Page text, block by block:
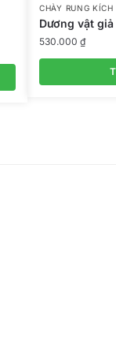
CHÀY RUNG KÍCH
Dương vật
530.000 ₫